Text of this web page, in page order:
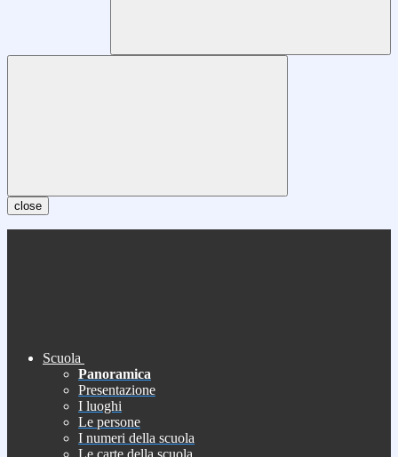
close
Scuola
Panoramica
Presentazione
I luoghi
Le persone
I numeri della scuola